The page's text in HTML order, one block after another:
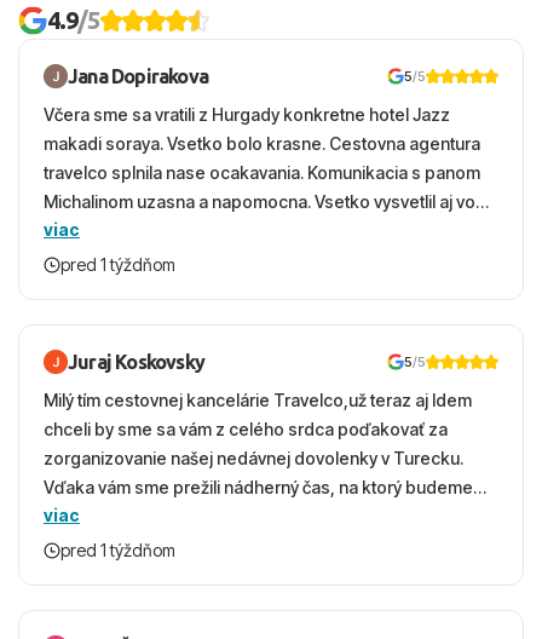
4.9/5
Jana Dopirakova 5/5
Včera sme sa vratili z Hurgady konkretne hotel Jazz
makadi soraya. Vsetko bolo krasne. Cestovna agentura
travelco splnila nase ocakavania. Komunikacia s panom
Michalinom uzasna a napomocna. Vsetko vysvetlil aj vo
vecernych hodinach zaco sa ospravedlnujem. Hotel
krasny, cisty. Sluzby top. Strava, prostredie, more,
viac
pred 1 týždňom
Juraj Koskovsky 5/5
Milý tím cestovnej kancelárie Travelco,už teraz aj Idem
chceli by sme sa vám z celého srdca poďakovať za
zorganizovanie našej nedávnej dovolenky v Turecku.
Vďaka vám sme prežili nádherný čas, na ktorý budeme
ešte dlho s úsmevom spomínať. ​Všetko prebehlo
absolútne hladko – od prvotného výberu zájazdu, cez
bola to trefa do čierneho! ​Čo nás dostalo najviac: ​Skvelé
viac
pred 1 týždňom